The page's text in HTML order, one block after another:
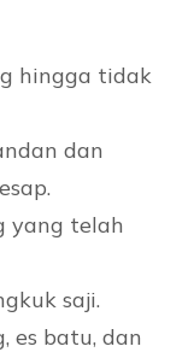
hingga tidak
dan
yang telah
saji.
es batu, dan